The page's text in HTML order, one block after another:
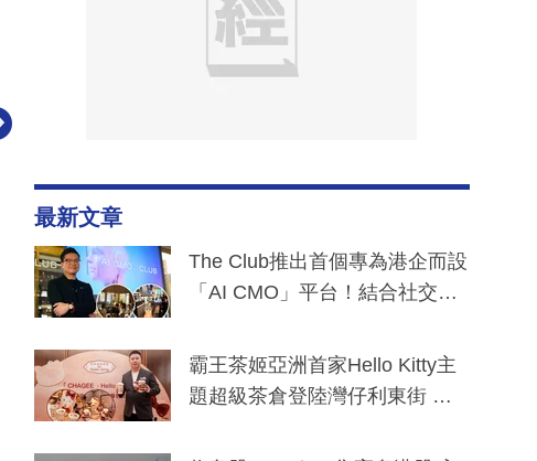
最新文章
The Club推出首個專為港企而設
「AI CMO」平台！結合社交聆
分鐘生成「貼地」宣傳短片
霸王茶姬亞洲首家Hello Kitty主
題超級茶倉登陸灣仔利東街 推